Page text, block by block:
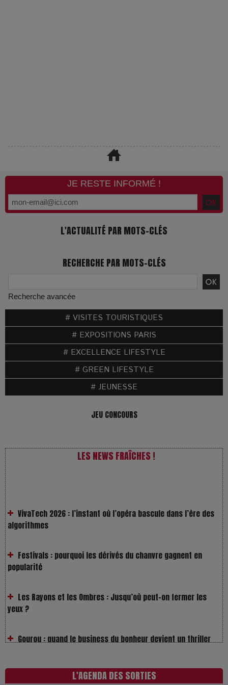
JE RESTE INFORMÉ !
L'ACTUALITÉ PAR MOTS-CLÉS
RECHERCHE PAR MOTS-CLÉS
Recherche avancée
# VISITES TOURISTIQUES
# EXPOSITIONS PARIS
# EXCELLENCE LIFESTYLE
# GREEN LIFESTYLE
# JEUNESSE
JEU CONCOURS
LES NEWS FRAÎCHES !
algorithmes
popularité
yeux ?
L'AGENDA DES SORTIES